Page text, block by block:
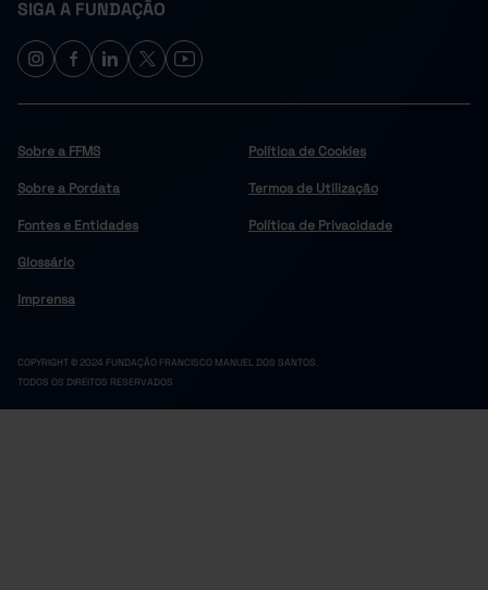
SIGA A FUNDAÇÃO
Sobre a FFMS
Sobre a Pordata
Fontes e Entidades
Glossário
Imprensa
Política de Cookies
Termos de Utilização
Política de Privacidade
COPYRIGHT © 2024 FUNDAÇÃO FRANCISCO MANUEL DOS SANTOS.
TODOS OS DIREITOS RESERVADOS